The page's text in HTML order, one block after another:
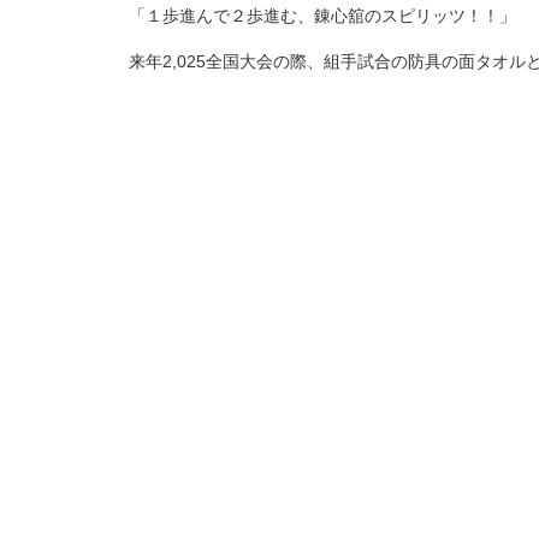
「１歩進んで２歩進む、錬心舘のスピリッツ！！」
来年2,025全国大会の際、組手試合の防具の面タオル